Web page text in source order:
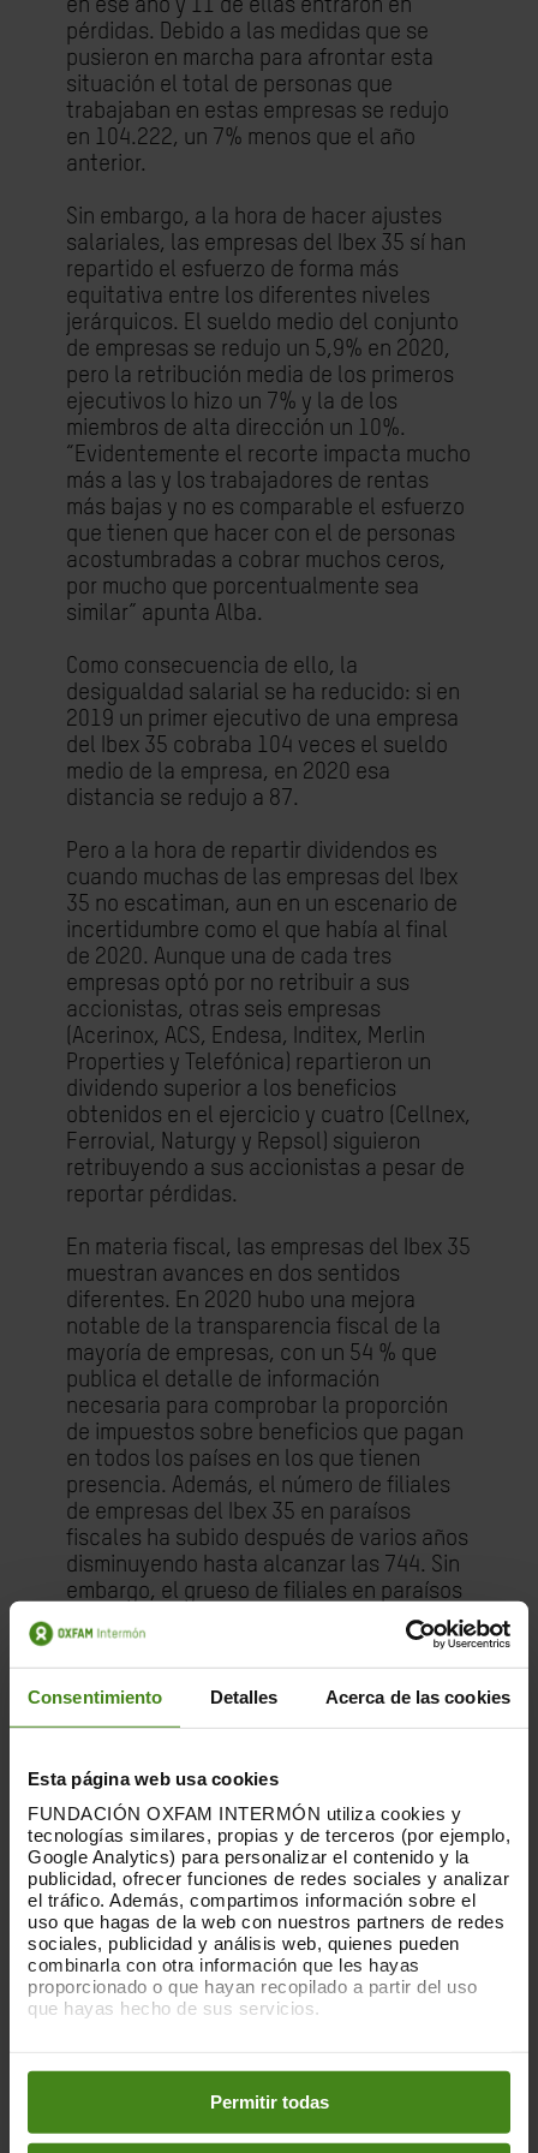
Consentimiento Detalles Acerca de las cookies
Esta página web usa cookies
FUNDACIÓN OXFAM INTERMÓN utiliza cookies y
tecnologías similares, propias y de terceros (por ejemplo,
Google Analytics) para personalizar el contenido y la
publicidad, ofrecer funciones de redes sociales y analizar
el tráfico. Además, compartimos información sobre el
uso que hagas de la web con nuestros partners de redes
sociales, publicidad y análisis web, quienes pueden
combinarla con otra información que les hayas
proporcionado o que hayan recopilado a partir del uso
que hayas hecho de sus servicios.
preferencias accediendo a nuestraPolítica de Cookieso
en los botones facilitados a continuación:
Permitir todas
en ese año y 11 de ellas entraron en
pérdidas. Debido a las medidas que se
pusieron en marcha para afrontar esta
situación el total de personas que
trabajaban en estas empresas se redujo
en 104.222, un 7% menos que el año
anterior.
Sin embargo, a la hora de hacer ajustes
salariales, las empresas del Ibex 35 sí han
repartido el esfuerzo de forma más
equitativa entre los diferentes niveles
jerárquicos. El sueldo medio del conjunto
de empresas se redujo un 5,9% en 2020,
pero la retribución media de los primeros
ejecutivos lo hizo un 7% y la de los
miembros de alta dirección un 10%.
“Evidentemente el recorte impacta mucho
más a las y los trabajadores de rentas
más bajas y no es comparable el esfuerzo
que tienen que hacer con el de personas
acostumbradas a cobrar muchos ceros,
por mucho que porcentualmente sea
similar” apunta Alba.
Como consecuencia de ello, la
desigualdad salarial se ha reducido: si en
2019 un primer ejecutivo de una empresa
del Ibex 35 cobraba 104 veces el sueldo
medio de la empresa, en 2020 esa
distancia se redujo a 87.
Pero a la hora de repartir dividendos es
cuando muchas de las empresas del Ibex
35 no escatiman, aun en un escenario de
incertidumbre como el que había al final
de 2020. Aunque una de cada tres
empresas optó por no retribuir a sus
accionistas, otras seis empresas
(Acerinox, ACS, Endesa, Inditex, Merlin
Properties y Telefónica) repartieron un
dividendo superior a los beneficios
obtenidos en el ejercicio y cuatro (Cellnex,
Ferrovial, Naturgy y Repsol) siguieron
retribuyendo a sus accionistas a pesar de
reportar pérdidas.
En materia fiscal, las empresas del Ibex 35
muestran avances en dos sentidos
diferentes. En 2020 hubo una mejora
notable de la transparencia fiscal de la
mayoría de empresas, con un 54 % que
publica el detalle de información
necesaria para comprobar la proporción
de impuestos sobre beneficios que pagan
en todos los países en los que tienen
presencia. Además, el número de filiales
de empresas del Ibex 35 en paraísos
fiscales ha subido después de varios años
disminuyendo hasta alcanzar las 744. Sin
embargo, el grueso de filiales en paraísos
fiscal pertenece a un pequeño grupo de
empresas, Banco Santander, ACS,
Ferrovial, Arcelor Mittal y Repsol aglutinan
el 60% del total de subsidiarias en estas
jurisdicciones, y en cambio otras ocho
presencia en esos territorios. (Aena,
Bankia, Endesa, Indra, Inmobiliaria
Colonial, Pharmamar, Solaria y Merlin
Properties).
La contribución fiscal de las empresas
resulta esencial para abordar una salida
de la crisis que no deje a nadie atrás. Y las
grandes empresas son quienes más
tienen que demostrar en ese sentido, ya
recaudación ha recaído de forma
desproporcionada en las empresas
antes de la eclosión del actual escenario